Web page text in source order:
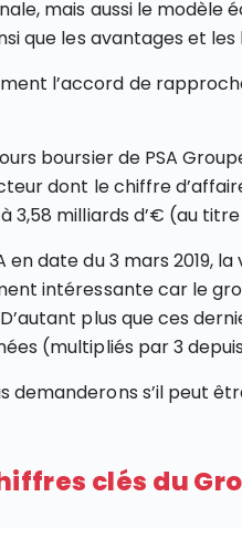
mais aussi le modèle
que les avantages et
l’accord de
boursier de PSA
dont le chiffre
3,58 milliards d’€ (au
en date du 3 mars 2019,
intéressante car le
plus que ces
(multipliés par 3
demanderons s’il peut
clés du